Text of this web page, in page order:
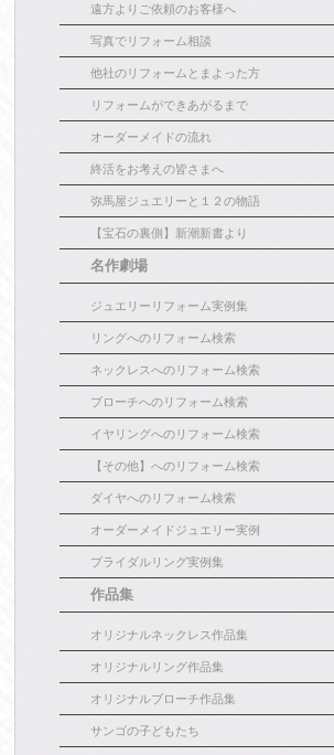
遠方よりご依頼のお客様へ
写真でリフォーム相談
他社のリフォームとまよった方
リフォームができあがるまで
オーダーメイドの流れ
終活をお考えの皆さまへ
弥馬屋ジュエリーと１２の物語
【宝石の裏側】新潮新書より
名作劇場
ジュエリーリフォーム実例集
リングへのリフォーム検索
ネックレスへのリフォーム検索
ブローチへのリフォーム検索
イヤリングへのリフォーム検索
【その他】へのリフォーム検索
ダイヤへのリフォーム検索
オーダーメイドジュエリー実例
ブライダルリング実例集
作品集
オリジナルネックレス作品集
オリジナルリング作品集
オリジナルブローチ作品集
サンゴの子どもたち